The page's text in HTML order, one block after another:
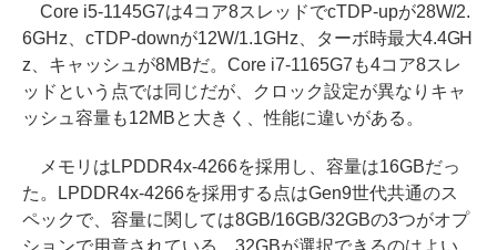
Core i5-1145G7は4コア8スレッドでcTDP-upが28W/2.
6GHz、cTDP-downが12W/1.1GHz、ターボ時最大4.4GH
z、キャッシュが8MBだ。Core i7-1165G7も4コア8スレ
ッドという点では同じだが、クロック設定が異なりキャ
ッシュ容量も12MBと大きく、性能に違いがある。
メモリはLPDDR4x-4266を採用し、容量は16GBだっ
た。LPDDR4x-4266を採用する点はGen9世代共通のス
ペックで、容量に関しては8GB/16GB/32GBの3つがオプ
ションで用意されている。32GBが選択できるのはよい